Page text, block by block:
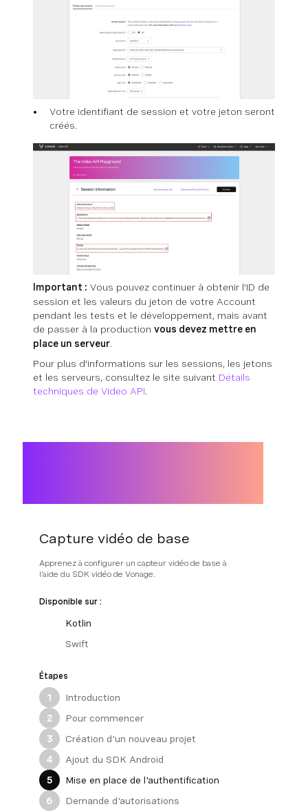
Votre identifiant de session et votre jeton seront
créés.
Important : Vous pouvez continuer à obtenir l'ID de
session et les valeurs du jeton de votre Account
pendant les tests et le développement, mais avant
de passer à la production vous devez mettre en
place un serveur.
Pour plus d'informations sur les sessions, les jetons
et les serveurs, consultez le site suivant Détails
techniques de Video API.
Capture vidéo de base
Apprenez à configurer un capteur vidéo de base à
l'aide du SDK vidéo de Vonage.
Disponible sur :
Kotlin
Swift
Étapes
1
Introduction
2
Pour commencer
3
Création d'un nouveau projet
4
Ajout du SDK Android
5
Mise en place de l'authentification
6
Demande d'autorisations